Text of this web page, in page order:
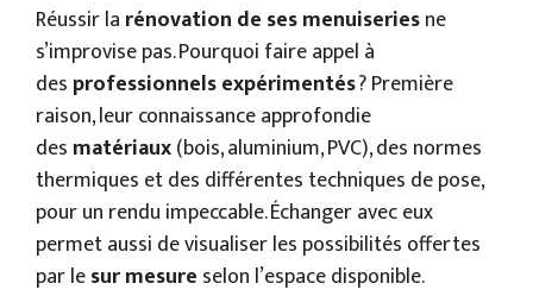
Réussir la rénovation de ses menuiseriesne
s’improvise pas. Pourquoi faire appel à
des professionnels expérimentés? Première
raison, leur connaissance approfondie
des matériaux(bois, aluminium, PVC), des normes
thermiques et des différentes techniques de pose,
pour un rendu impeccable. Échanger avec eux
permet aussi de visualiser les possibilités offertes
par lesur mesure selon l’espace disponible.